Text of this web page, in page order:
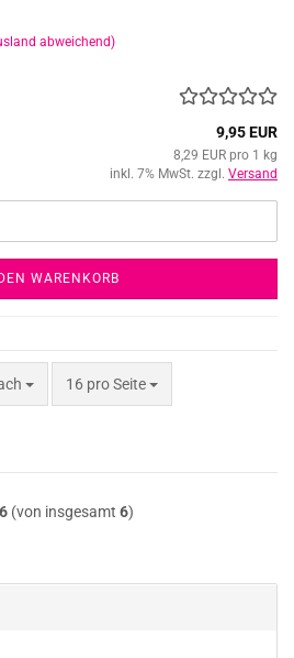
abweichend)
9,95 EUR
8,29 EUR pro 1 kg
inkl. 7% MwSt. zzgl. Versand
WARENKORB
16 pro Seite
pro Seite
6(von insgesamt 6)